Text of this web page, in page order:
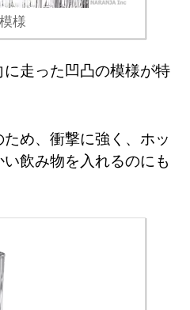
模様
走った凹凸の模様が特
め、衝撃に強く、ホッ
飲み物を入れるのにも